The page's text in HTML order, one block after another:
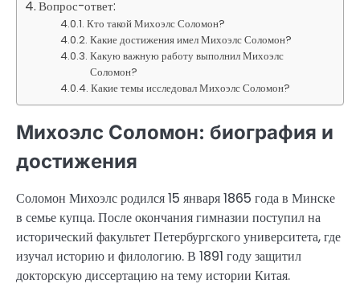
Вопрос-ответ:
Кто такой Михоэлс Соломон?
Какие достижения имел Михоэлс Соломон?
Какую важную работу выполнил Михоэлс
Соломон?
Какие темы исследовал Михоэлс Соломон?
Михоэлс Соломон: биография и
достижения
Соломон Михоэлс родился 15 января 1865 года в Минске
в семье купца. После окончания гимназии поступил на
исторический факультет Петербургского университета, где
изучал историю и филологию. В 1891 году защитил
докторскую диссертацию на тему истории Китая.